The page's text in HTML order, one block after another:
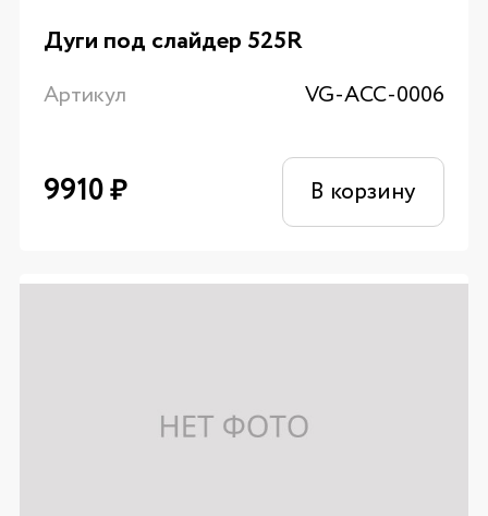
Дуги под слайдер 525R
Артикул VG-ACC-0006
9910₽ В корзину